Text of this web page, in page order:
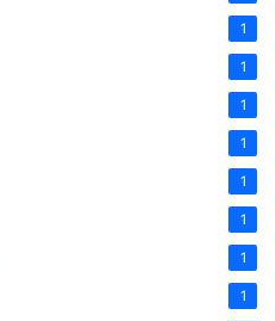
1
1
1
1
1
1
1
1